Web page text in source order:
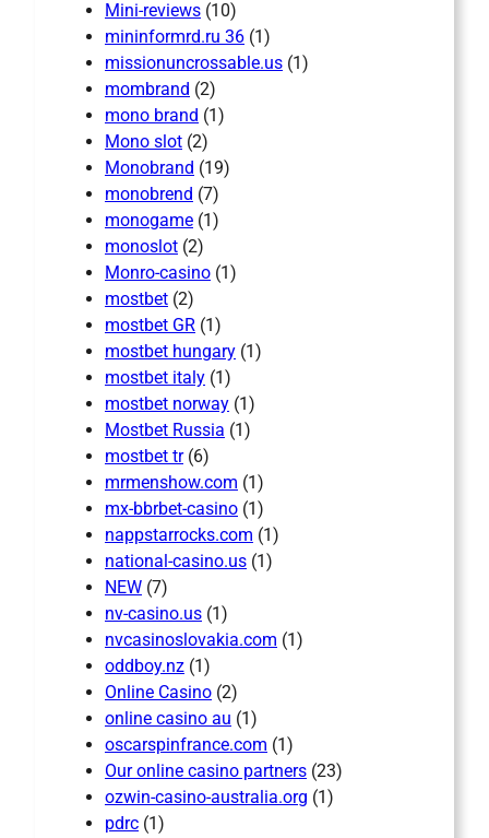
Mini-reviews (10)
mininformrd.ru 36 (1)
missionuncrossable.us (1)
mombrand (2)
mono brand (1)
Mono slot (2)
Monobrand (19)
monobrend (7)
monogame (1)
monoslot (2)
Monro-casino (1)
mostbet (2)
mostbet GR (1)
mostbet hungary (1)
mostbet italy (1)
mostbet norway (1)
Mostbet Russia (1)
mostbet tr(6)
mrmenshow.com (1)
mx-bbrbet-casino (1)
nappstarrocks.com (1)
national-casino.us (1)
NEW (7)
nv-casino.us (1)
nvcasinoslovakia.com (1)
oddboy.nz (1)
Online Casino (2)
online casino au (1)
oscarspinfrance.com (1)
Our online casino partners (23)
ozwin-casino-australia.org (1)
pdrc (1)